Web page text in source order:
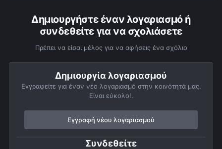
Δημιουργήστε έναν λογαριασμό ή
συνδεθείτε για να σχολιάσετε
Πρέπει να είσαι μέλος για να αφήσεις ένα σχόλιο
Δημιουργία λογαριασμού
Εγγραφείτε για έναν νέο λογαριασμό στην κοινότητά μας.
Είναι εύκολο!.
Εγγραφή νέου λογαριασμού
Συνδεθείτε